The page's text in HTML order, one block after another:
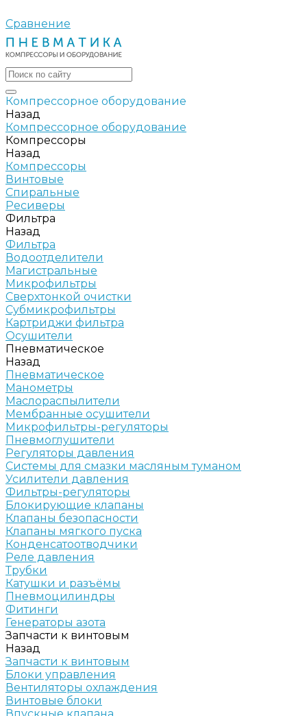
Сравнение
Компрессорное оборудование
Назад
Компрессорное оборудование
Компрессоры
Назад
Компрессоры
Винтовые
Спиральные
Ресиверы
Фильтра
Назад
Фильтра
Водоотделители
Магистральные
Микрофильтры
Сверхтонкой очистки
Субмикрофильтры
Картриджи фильтра
Осушители
Пневматическое
Назад
Пневматическое
Манометры
Маслораспылители
Мембранные осушители
Микрофильтры-регуляторы
Пневмоглушители
Регуляторы давления
Системы для смазки масляным туманом
Усилители давления
Фильтры-регуляторы
Блокирующие клапаны
Клапаны безопасности
Клапаны мягкого пуска
Конденсатоотводчики
Реле давления
Трубки
Катушки и разъёмы
Пневмоцилиндры
Фитинги
Генераторы азота
Запчасти к винтовым
Назад
Запчасти к винтовым
Блоки управления
Вентиляторы охлаждения
Винтовые блоки